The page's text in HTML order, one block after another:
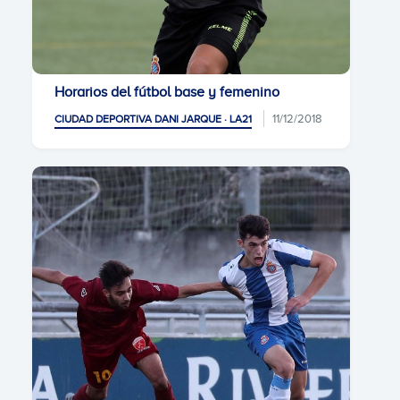
Horarios del fútbol base y femenino
CIUDAD DEPORTIVA DANI JARQUE · LA21 11/12/2018